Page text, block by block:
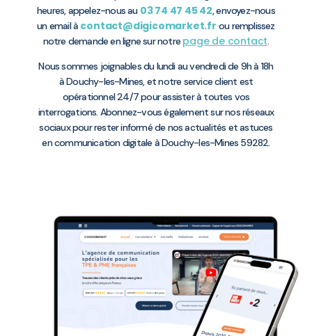
heures, appelez-nous au 03 74 47 45 42, envoyez-nous
un email à contact@digicomarket.fr ou remplissez
notre demande en ligne sur notre page de contact.
Nous sommes joignables du lundi au vendredi de 9h à 18h
à Douchy-les-Mines, et notre service client est
opérationnel 24/7 pour assister à toutes vos
interrogations. Abonnez-vous également sur nos réseaux
sociaux pour rester informé de nos actualités et astuces
en communication digitale à Douchy-les-Mines 59282.